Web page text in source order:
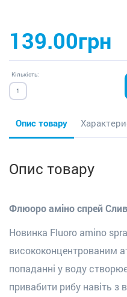
139.00грн
Кількість:
Опис товару
Опис товару
Флюоро аміно спрей
Новинка Fluoro amino
висококонцентрованим
попаданні у воду
привабити рибу навіть з